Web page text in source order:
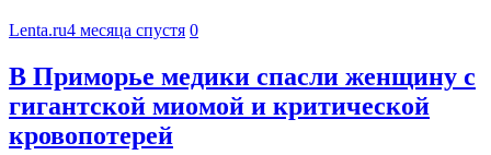
Lenta.ru4 месяца спустя 0
В Приморье медики спасли женщину с
гигантской миомой и критической
кровопотерей